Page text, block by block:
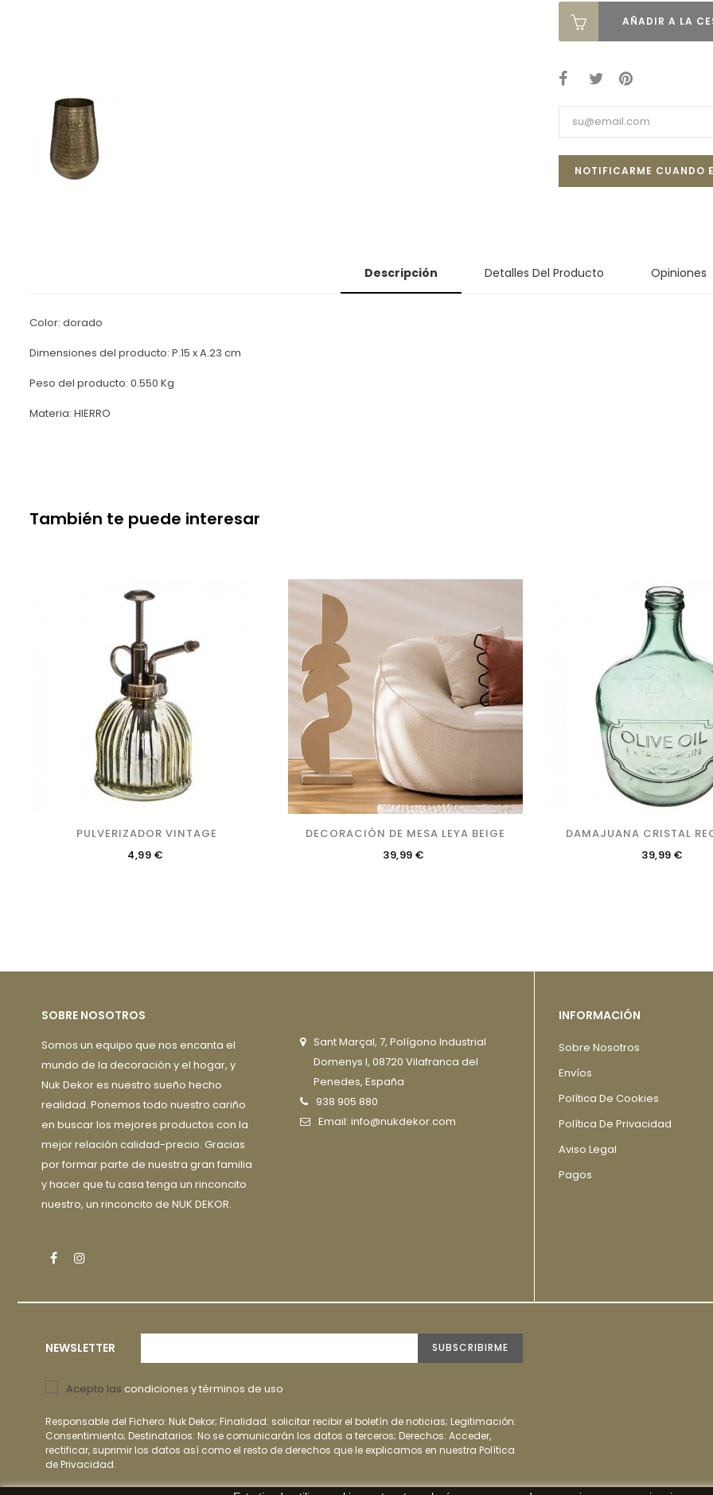
AÑADIR A LA
NOTIFICARME CUANDO
Descripción Detalles Del Producto Opiniones
Color: dorado
Dimensiones del producto: P.15 x A.23 cm
Peso del producto: 0.550 Kg
Materia: HIERRO
También te puede interesar
PULVERIZADOR VINTAGE
Precio
4,99 €
DECORACIÓN DE MESA LEYA BEIGE
Precio
39,99 €
DAMAJUANA CRISTAL
Precio
39,99 €
SOBRE NOSOTROS
Somos un equipo que nos encanta el
mundo de la decoración y el hogar, y
Nuk Dekor es nuestro sueño hecho
realidad. Ponemos todo nuestro cariño
en buscar los mejores productos con la
mejor relación calidad-precio. Gracias
por formar parte de nuestra gran familia
y hacer que tu casa tenga un rinconcito
nuestro, un rinconcito de NUK DEKOR.
Facebook
Sant Marçal, 7, Polígono Industrial
Domenys I, 08720 Vilafranca del
Penedes, España
938 905 880
Email: info@nukdekor.com
INFORMACIÓN
Sobre Nosotros
Envíos
Política De Cookies
Política De Privacidad
Aviso Legal
Pagos
NEWSLETTER SUBSCRIBIRME
Acepto las condiciones y términos de uso.
Responsable del Fichero: Nuk Dekor; Finalidad: solicitar recibir el boletín de noticias; Legitimación:
Consentimiento; Destinatarios: No se comunicarán los datos a terceros; Derechos: Acceder,
rectificar, suprimir los datos así como el resto de derechos que le explicamos en nuestra Política
de Privacidad.